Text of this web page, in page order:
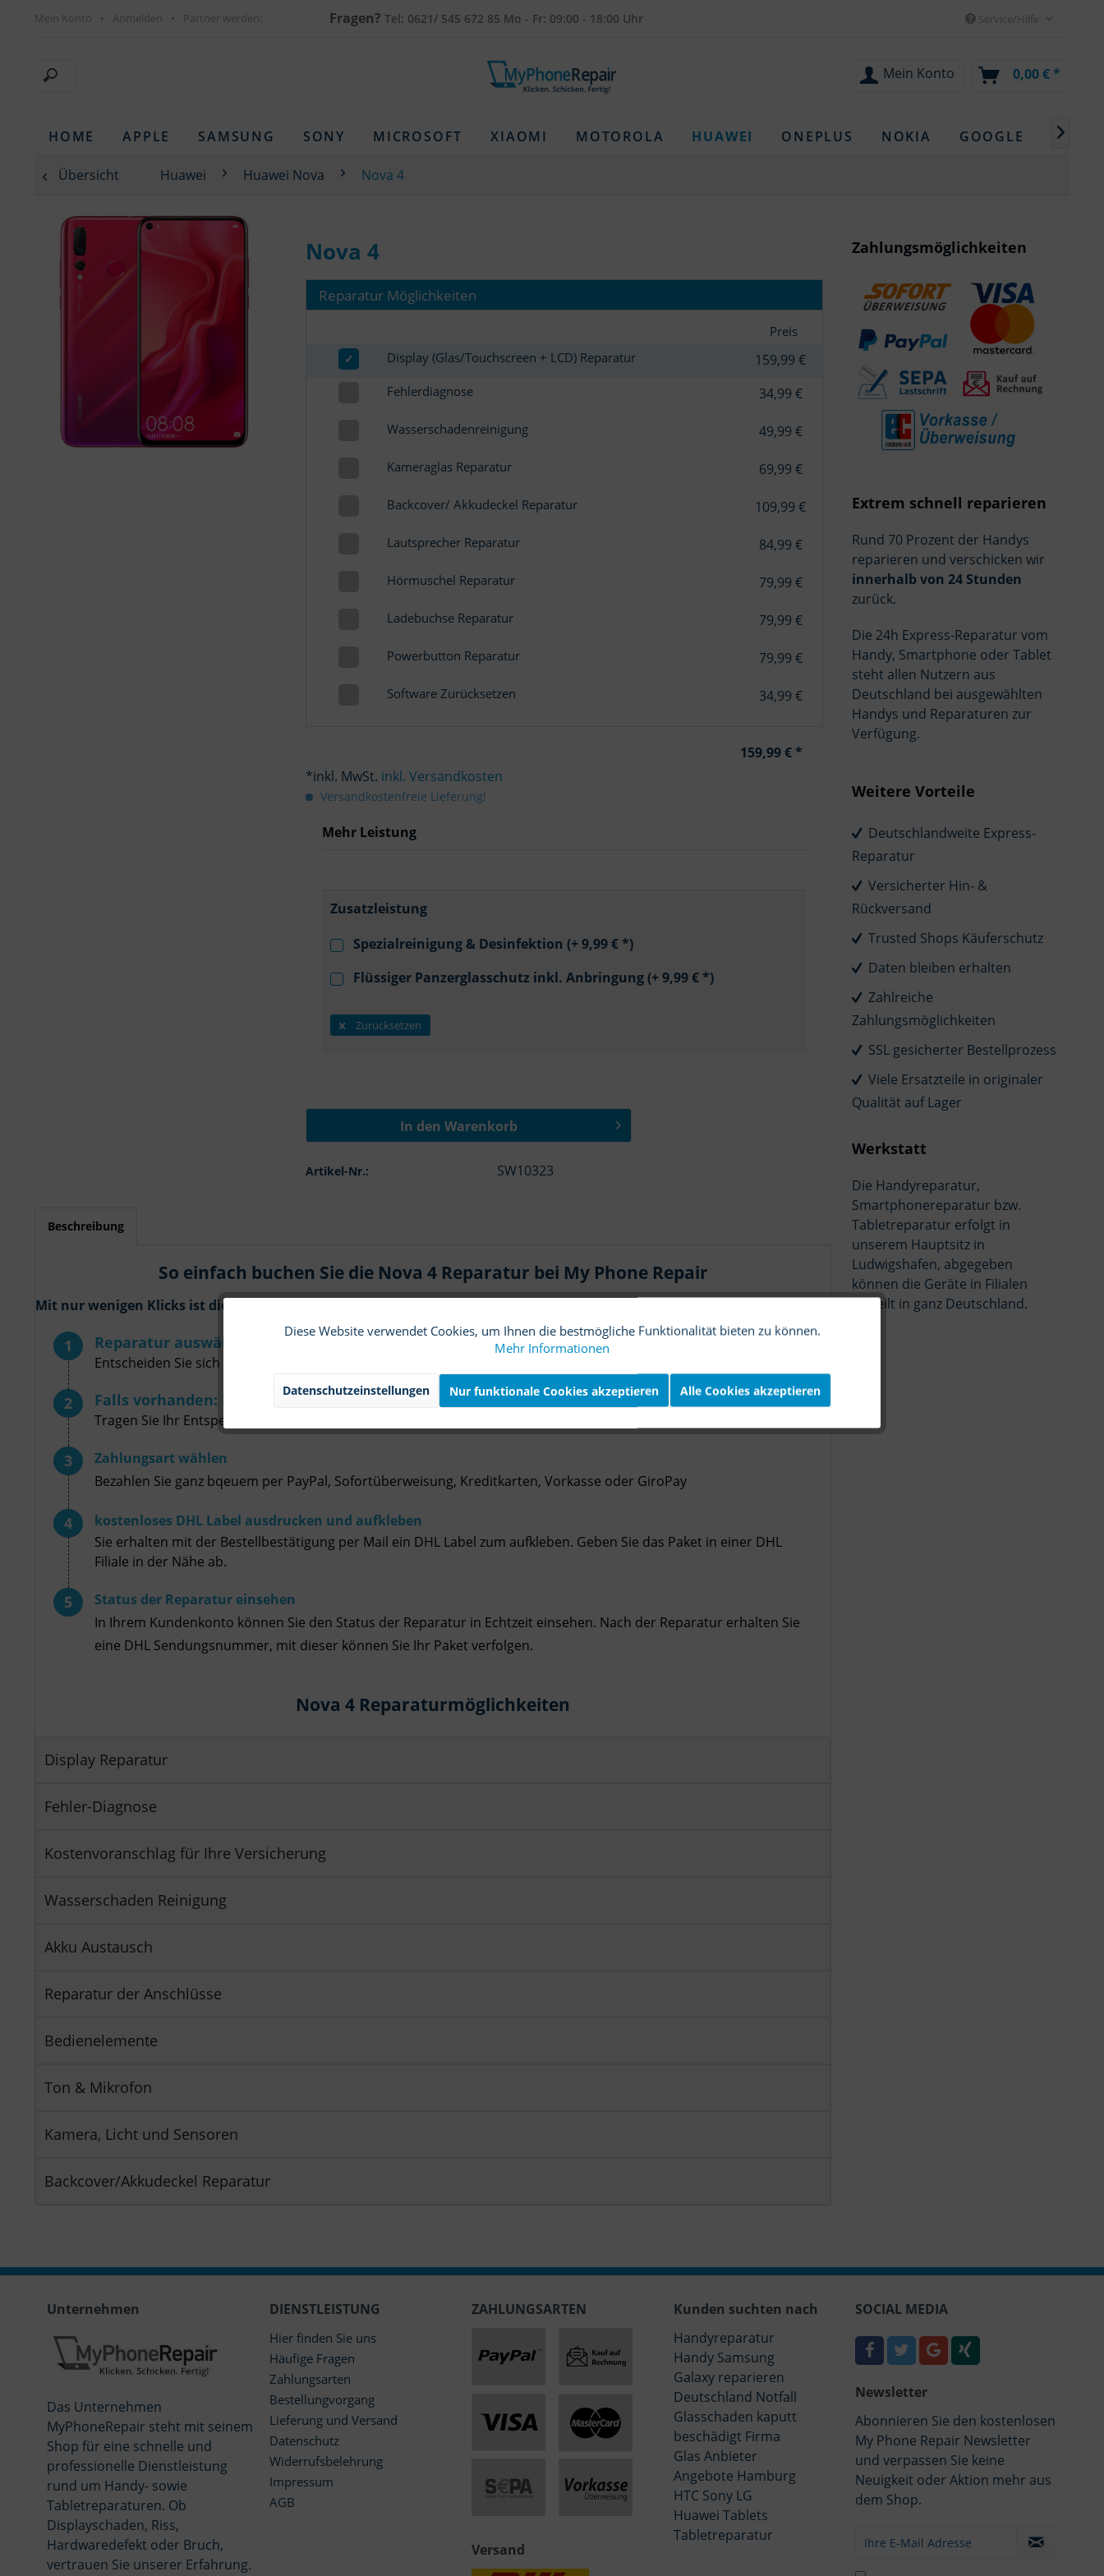
Fragen? Tel: 0621/ 545 672 85 Mo - Fr: 09:00 - 18:00 Uhr
Mein Konto Anmelden Partner werden! Service/Hilfe
Mein Konto 0,00 € *
HOME APPLE SAMSUNG SONY MICROSOFT XIAOMI MOTOROLA HUAWEI ONEPLUS NOKIA GOOGLE OPPO

Übersicht Huawei Huawei Nova Nova 4
Nova 4
Reparatur Möglichkeiten
Preis
✓ Display (Glas/Touchscreen + LCD) Reparatur 159,99 €
Fehlerdiagnose 34,99 €
Wasserschadenreinigung 49,99 €
Kameraglas Reparatur 69,99 €
Backcover/ Akkudeckel Reparatur 109,99 €
Lautsprecher Reparatur 84,99 €
Hörmuschel Reparatur 79,99 €
Ladebuchse Reparatur 79,99 €
Powerbutton Reparatur 79,99 €
Software Zurücksetzen 34,99 €
159,99 € *
*inkl. MwSt. inkl. Versandkosten
Versandkostenfreie Lieferung!
Mehr Leistung
Zusatzleistung
Spezialreinigung & Desinfektion (+ 9,99 € *)
Flüssiger Panzerglasschutz inkl. Anbringung (+ 9,99 € *)
Zurücksetzen
In den Warenkorb
Artikel-Nr.: SW10323
Beschreibung
So einfach buchen Sie die Nova 4 Reparatur bei My Phone Repair
Mit nur wenigen Klicks ist die Smartphone Reparatur bestellt – Nicht umsonst ist unser Moto: "Klicken. Schicken. Fertig!"
Reparatur auswählen
Entscheiden Sie sich einfach für eine (oder mehrere) der verfügbaren Nova 4 Reparaturen(en).
Falls vorhanden: Entsperrcode oder Entsperrmuster anwählen
Tragen Sie Ihr Entsperrcode/-muster ins passende Feld ein oder deaktivieren Sie es auf Ihrem Gerät.
Zahlungsart wählen
Bezahlen Sie ganz bqeuem per PayPal, Sofortüberweisung, Kreditkarten, Vorkasse oder GiroPay
kostenloses DHL Label ausdrucken und aufkleben
Sie erhalten mit der Bestellbestätigung per Mail ein DHL Label zum aufkleben. Geben Sie das Paket in einer DHL
Filiale in der Nähe ab.
Status der Reparatur einsehen
In Ihrem Kundenkonto können Sie den Status der Reparatur in Echtzeit einsehen. Nach der Reparatur erhalten Sie
eine DHL Sendungsnummer, mit dieser können Sie Ihr Paket verfolgen.
Nova 4 Reparaturmöglichkeiten
Display Reparatur
Fehler-Diagnose
Kostenvoranschlag für Ihre Versicherung
Wasserschaden Reinigung
Akku Austausch
Reparatur der Anschlüsse
Bedienelemente
Ton & Mikrofon
Kamera, Licht und Sensoren
Backcover/Akkudeckel Reparatur
Zahlungsmöglichkeiten
Extrem schnell reparieren
Rund 70 Prozent der Handys
reparieren und verschicken wir
innerhalb von 24 Stunden
zurück.
Die 24h Express-Reparatur vom
Handy, Smartphone oder Tablet
steht allen Nutzern aus
Deutschland bei ausgewählten
Handys und Reparaturen zur
Verfügung.
Weitere Vorteile
Deutschlandweite Express-
Reparatur
Versicherter Hin- &
Rückversand
Trusted Shops Käuferschutz
Daten bleiben erhalten
Zahlreiche
Zahlungsmöglichkeiten
SSL gesicherter Bestellprozess
Viele Ersatzteile in originaler
Qualität auf Lager
Werkstatt
Die Handyreparatur,
Smartphonereparatur bzw.
Tabletreparatur erfolgt in
unserem Hauptsitz in
Ludwigshafen, abgegeben
können die Geräte in Filialen
verteilt in ganz Deutschland.
Unternehmen
Das Unternehmen
MyPhoneRepair steht mit seinem
Shop für eine schnelle und
professionelle Dienstleistung
rund um Handy- sowie
Tabletreparaturen. Ob
Displayschaden, Riss,
Hardwaredefekt oder Bruch,
vertrauen Sie unserer Erfahrung.
DIENSTLEISTUNG
Hier finden Sie uns
Häufige Fragen
Zahlungsarten
Bestellungvorgang
Lieferung und Versand
Datenschutz
Widerrufsbelehrung
Impressum
AGB
ZAHLUNGSARTEN
Versand
Kunden suchten nach
Handyreparatur
Handy Samsung
Galaxy reparieren
Deutschland Notfall
Glasschaden kaputt
beschädigt Firma
Glas Anbieter
Angebote Hamburg
HTC Sony LG
Huawei Tablets
Tabletreparatur
SOCIAL MEDIA
Newsletter
Abonnieren Sie den kostenlosen
My Phone Repair Newsletter
und verpassen Sie keine
Neuigkeit oder Aktion mehr aus
dem Shop.
Funktionale Aktiv
Marketing Inaktiv
Service
Diese Website verwendet Cookies, um Ihnen die bestmögliche Funktionalität bieten zu können.
Mehr Informationen
Datenschutzeinstellungen Nur funktionale Cookies akzeptieren Alle Cookies akzeptieren